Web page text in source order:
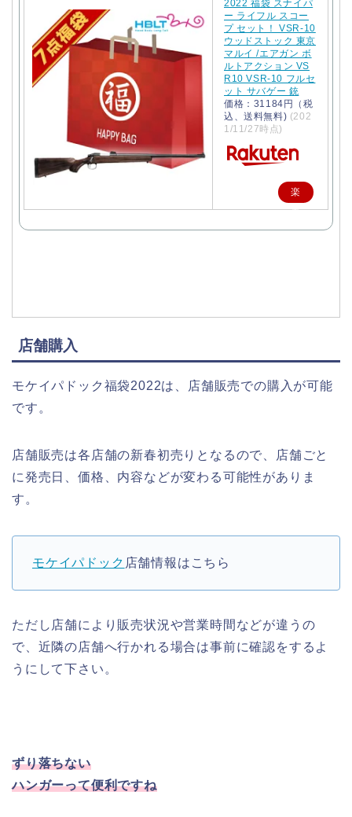
2022 福袋 スナイパ
ー ライフル スコー
プ セット！ VSR-10
ウッドストック 東京
マルイ /エアガン ボ
ルトアクション VS
R10 VSR-10 フルセ
ット サバゲー 銃
価格：31184円（税
込、送料無料) (202
1/11/27時点)
楽
天
店舗購入
モケイパドック福袋2022は、店舗販売での購入が可能
です。
店舗販売は各店舗の新春初売りとなるので、店舗ごと
に発売日、価格、内容などが変わる可能性がありま
す。
モケイパドック 店舗情報はこちら
ただし店舗により販売状況や営業時間などが違うの
で、近隣の店舗へ行かれる場合は事前に確認をするよ
うにして下さい。
ずり落ちない
ハンガーって便利ですね